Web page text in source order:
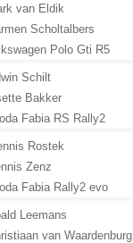
van Eldik
Scholtalbers
Polo Gti R5
Schilt
Bakker
Fabia RS Rally2
Rostek
Zenz
Fabia Rally2 evo
Leemans
van Waardenburg